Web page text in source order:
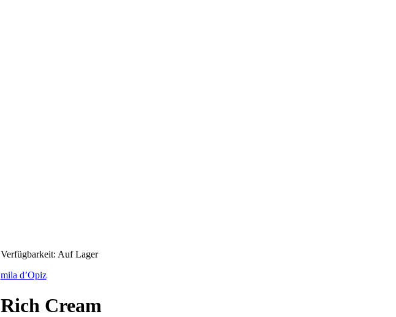
Verfügbarkeit: Auf Lager
mila d’Opiz
Rich Cream